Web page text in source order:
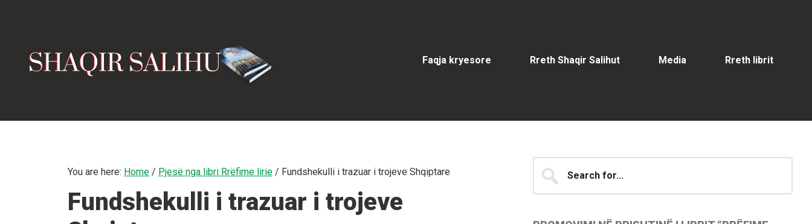
content
sidebar
Faqja kryesore Rreth Shaqir Salihut Media Rreth librit
You are here: Home / Pjesë nga libri Rrëfime lirie / Fundshekulli i trazuar i trojeve Shqiptare
Fundshekulli i trazuar i trojeve
Primary
Sidebar
for...